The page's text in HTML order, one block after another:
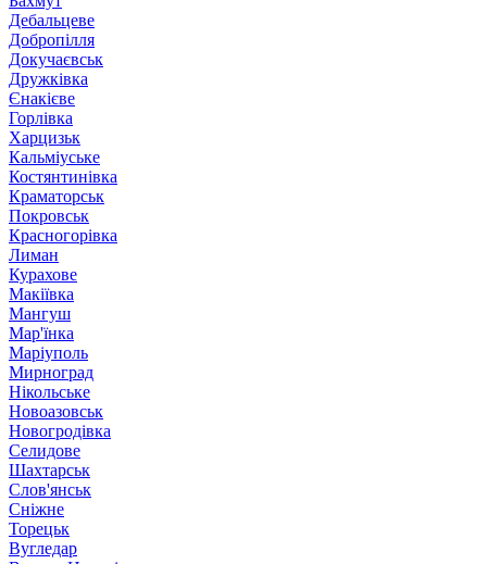
Дебальцеве
Добропілля
Докучаєвськ
Дружківка
Єнакієве
Горлівка
Харцизьк
Кальміуське
Костянтинівка
Краматорськ
Покровськ
Красногорівка
Лиман
Курахове
Макіївка
Мангуш
Мар'їнка
Маріуполь
Мирноград
Нікольське
Новоазовськ
Новогродівка
Селидове
Шахтарськ
Слов'янськ
Сніжне
Торецьк
Вугледар